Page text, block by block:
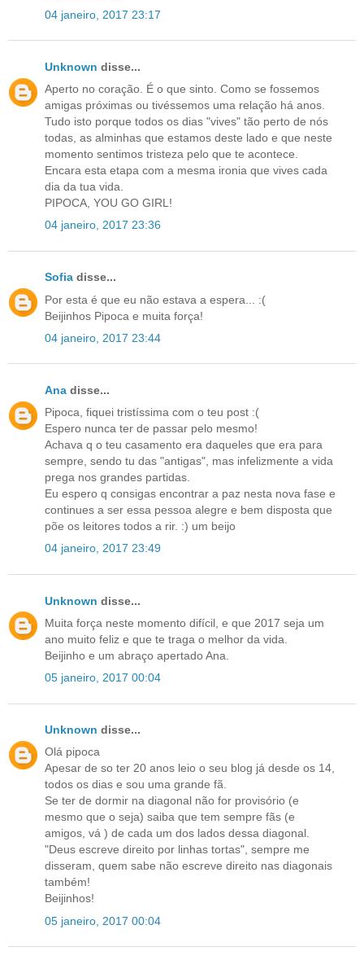
04 janeiro, 2017 23:17
Unknown disse...
Aperto no coração. É o que sinto. Como se fossemos
amigas próximas ou tivéssemos uma relação há anos.
Tudo isto porque todos os dias "vives" tão perto de nós
todas, as alminhas que estamos deste lado e que neste
momento sentimos tristeza pelo que te acontece.
Encara esta etapa com a mesma ironia que vives cada
dia da tua vida.
PIPOCA, YOU GO GIRL!
04 janeiro, 2017 23:36
Sofia disse...
Por esta é que eu não estava a espera... :(
Beijinhos Pipoca e muita força!
04 janeiro, 2017 23:44
Ana disse...
Pipoca, fiquei tristíssima com o teu post :(
Espero nunca ter de passar pelo mesmo!
Achava q o teu casamento era daqueles que era para
sempre, sendo tu das "antigas", mas infelizmente a vida
prega nos grandes partidas.
Eu espero q consigas encontrar a paz nesta nova fase e
continues a ser essa pessoa alegre e bem disposta que
põe os leitores todos a rir. :) um beijo
04 janeiro, 2017 23:49
Unknown disse...
Muita força neste momento difícil, e que 2017 seja um
ano muito feliz e que te traga o melhor da vida.
Beijinho e um abraço apertado Ana.
05 janeiro, 2017 00:04
Unknown disse...
Olá pipoca
Apesar de so ter 20 anos leio o seu blog já desde os 14,
todos os dias e sou uma grande fã.
Se ter de dormir na diagonal não for provisório (e
mesmo que o seja) saiba que tem sempre fãs (e
amigos, vá ) de cada um dos lados dessa diagonal.
"Deus escreve direito por linhas tortas", sempre me
disseram, quem sabe não escreve direito nas diagonais
também!
Beijinhos!
05 janeiro, 2017 00:04